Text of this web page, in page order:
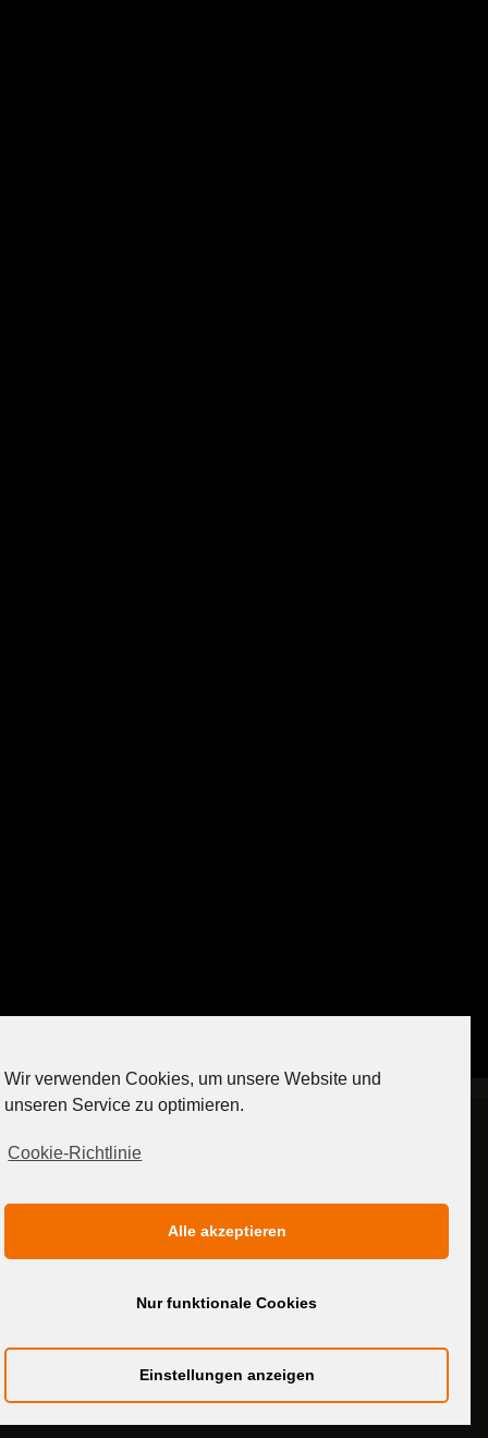
[contact-form-7 404 "Nicht gefunden"]
MEDIADATEN
Wir verwenden Cookies, um unsere Website und
unseren Service zu optimieren.
Cookie-Richtlinie
Alle akzeptieren
Nur funktionale Cookies
Einstellungen anzeigen